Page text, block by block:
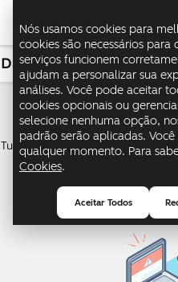
Nós usamos cookies para
cookies são necessários para
serviços funcionem
ajudam a personalizar sua
análises. Você pode aceitar
cookies opcionais ou
selecione nenhuma opção,
padrão serão aplicadas.
qualquer momento. Para
Cookies.
Aceitar Todos
Dados
Tudo que você precisa para
limpar dados de clientes e